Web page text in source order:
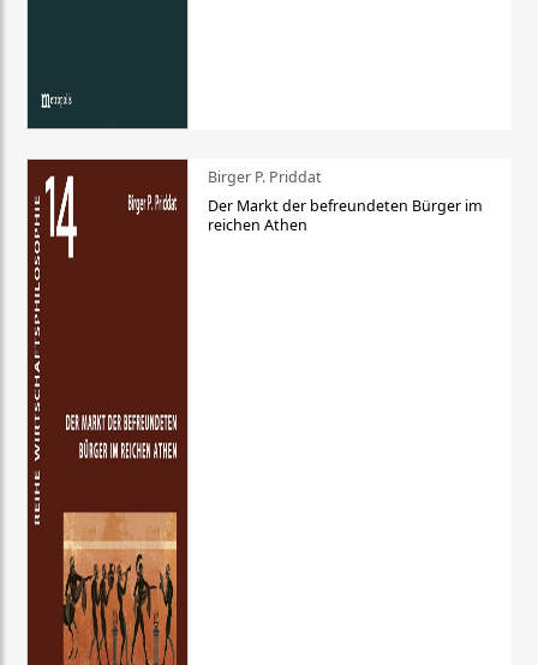
Birger P. Priddat
Der Markt der befreundeten Bürger im
reichen Athen